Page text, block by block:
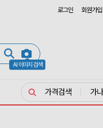
로그인 회원가입
AI 이미지 검색
가격검색 가